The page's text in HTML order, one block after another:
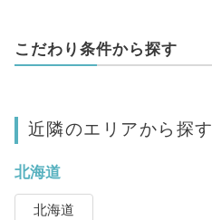
こだわり条件から探す
近隣のエリアから探す
北海道
北海道